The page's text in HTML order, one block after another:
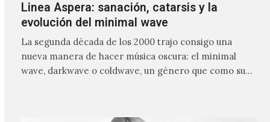
Linea Aspera: sanación, catarsis y la
evolución del minimal wave
La segunda década de los 2000 trajo consigo una
nueva manera de hacer música oscura: el minimal
wave, darkwave o coldwave, un género que como su